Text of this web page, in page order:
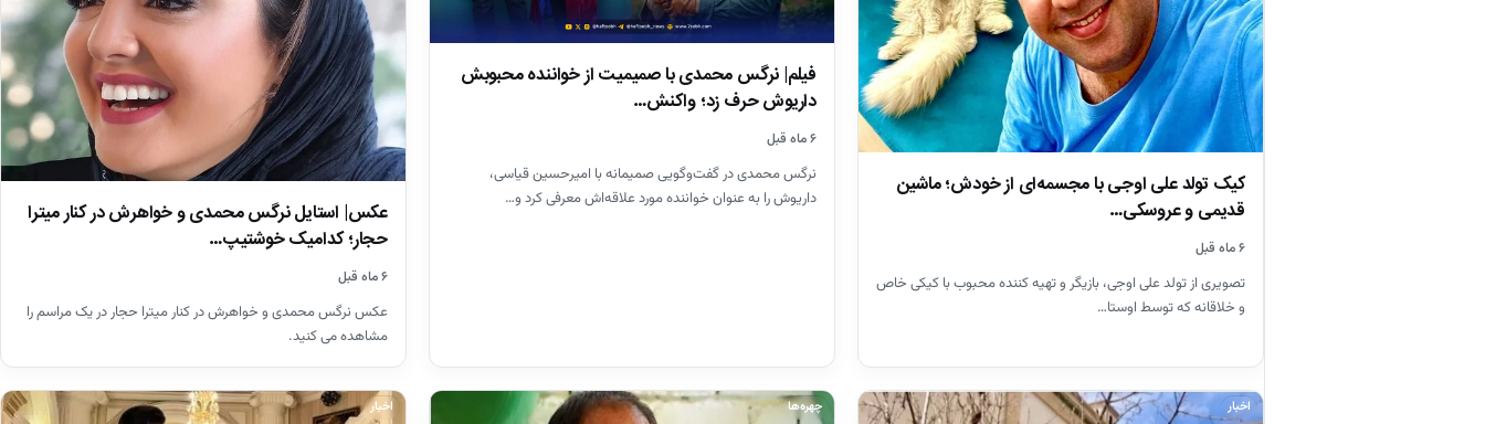
کیک تولد علی اوجی با مجسمه‌ای از خودش؛ ماشین
قدیمی و عروسکی…
۶ ماه قبل
تصویری از تولد علی اوجی، بازیگر و تهیه کننده محبوب با کیکی خاص
و خلاقانه که توسط اوستا…
فیلم| نرگس محمدی با صمیمیت از خواننده محبوبش
داریوش حرف زد؛ واکنش…
۶ ماه قبل
نرگس محمدی در گفت‌وگویی صمیمانه با امیرحسین قیاسی،
داریوش را به عنوان خواننده مورد علاقه‌اش معرفی کرد و…
عکس| استایل نرگس محمدی و خواهرش در کنار میترا
حجار؛ کدامیک خوشتیپ…
۶ ماه قبل
عکس نرگس محمدی و خواهرش در کنار میترا حجار در یک مراسم را
مشاهده می کنید.
اخبار چهره‌ها اخبار